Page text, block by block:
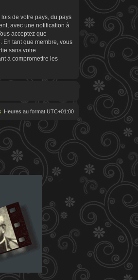
de votre pays, du pays
avec une notification à
acceptez que
En tant que membre, vous
sans votre
à compromettre les
Heures au format UTC+01:00